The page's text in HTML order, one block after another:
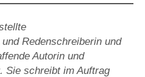
Redenschreiberin und
Autorin und
Sie schreibt im Auftrag